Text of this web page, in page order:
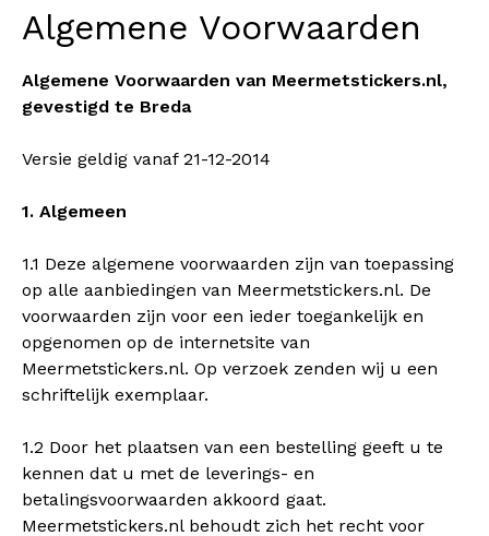
Algemene Voorwaarden
Algemene Voorwaarden van Meermetstickers.nl,
gevestigd te Breda
Versie geldig vanaf 21-12-2014
1. Algemeen
1.1 Deze algemene voorwaarden zijn van toepassing
op alle aanbiedingen van Meermetstickers.nl. De
voorwaarden zijn voor een ieder toegankelijk en
opgenomen op de internetsite van
Meermetstickers.nl. Op verzoek zenden wij u een
schriftelijk exemplaar.
1.2 Door het plaatsen van een bestelling geeft u te
kennen dat u met de leverings- en
betalingsvoorwaarden akkoord gaat.
Meermetstickers.nl behoudt zich het recht voor